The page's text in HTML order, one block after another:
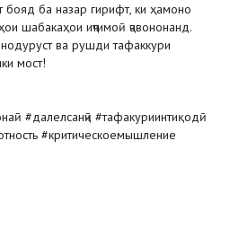
бояд ба назар гирифт, ки ҳамоно
шабакаҳои иҷтимоӣ ҷавононанд.
ва рушди тафаккури
мост!
#далелсанҷӣ #тафакуриинтиқодӣ
#критическоемышление